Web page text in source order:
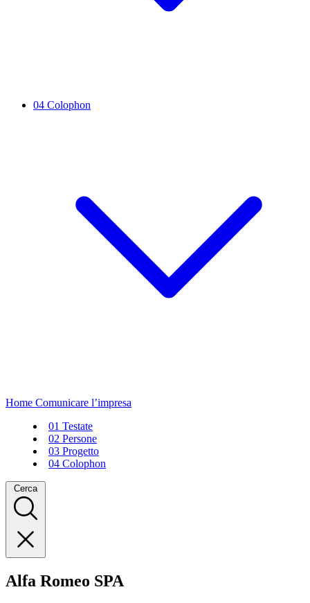
04 Colophon
Home Comunicare l’impresa
01 Testate
02 Persone
03 Progetto
04 Colophon
Cerca
Alfa Romeo SPA